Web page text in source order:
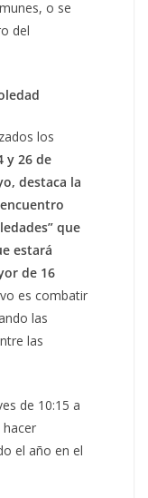
o se
del
los
y 26 de
destaca la
que
estará
de 16
es combatir
las
las
de 10:15 a
el año en el